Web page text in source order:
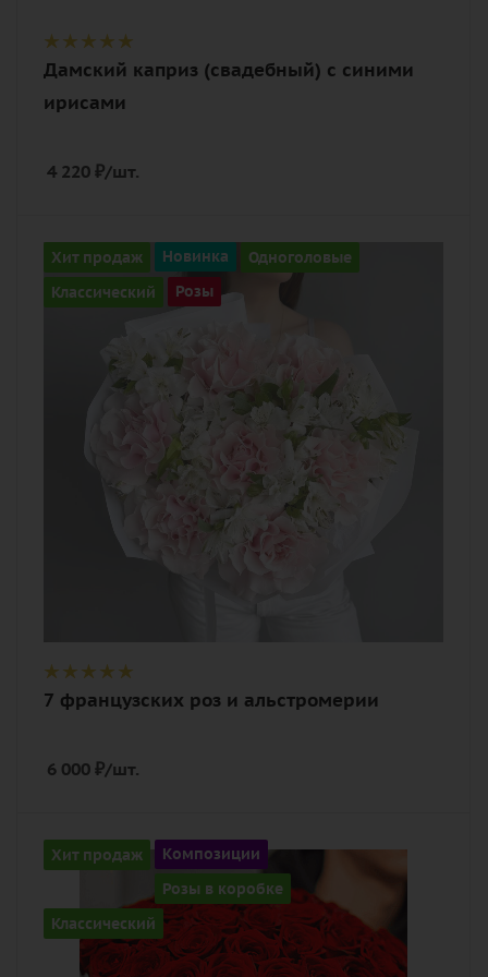
Дамский каприз (свадебный) с синими
ирисами
4 220 ₽/шт.
Хит продаж Новинка
Одноголовые
Классический
Розы
Количество
7
Описание
альстромерия, роза
7 французских роз и альстромерии
6 000 ₽/шт.
Хит продаж Композиции
Розы в коробке
Классический
Количество
51
Цвет
алый, бордовый, красный, чайный